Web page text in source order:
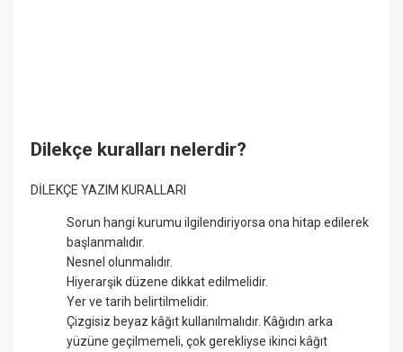
Dilekçe kuralları nelerdir?
DİLEKÇE YAZIM KURALLARI
Sorun hangi kurumu ilgilendiriyorsa ona hitap edilerek
başlanmalıdır.
Nesnel olunmalıdır.
Hiyerarşik düzene dikkat edilmelidir.
Yer ve tarih belirtilmelidir.
Çizgisiz beyaz kâğıt kullanılmalıdır. Kâğıdın arka
yüzüne geçilmemeli, çok gerekliyse ikinci kâğıt